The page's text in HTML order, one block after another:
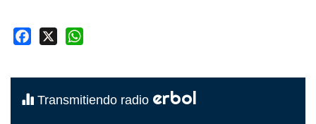
Facebook
Transmitiendo radio erbol